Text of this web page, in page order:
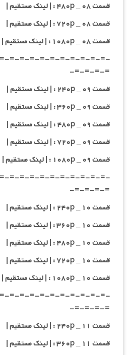
قسمت ۰۸ _ ۴۸۰p : | لینک مستقیم |
قسمت ۰۸ _ ۷۲۰p : | لینک مستقیم |
قسمت ۰۸ _ ۱۰۸۰p : | لینک مستقیم |
=-=-=-=-=-=-=-=-=-=-
=-=-=-=-
قسمت ۰۹ _ ۲۴۰p : | لینک مستقیم |
قسمت ۰۹ _ ۳۶۰p : | لینک مستقیم |
قسمت ۰۹ _ ۴۸۰p : | لینک مستقیم |
قسمت ۰۹ _ ۷۲۰p : | لینک مستقیم |
قسمت ۰۹ _ ۱۰۸۰p : | لینک مستقیم |
=-=-=-=-=-=-=-=-=-=-
=-=-=-=-
قسمت ۱۰ _ ۲۴۰p : | لینک مستقیم |
قسمت ۱۰ _ ۳۶۰p : | لینک مستقیم |
قسمت ۱۰ _ ۴۸۰p : | لینک مستقیم |
قسمت ۱۰ _ ۷۲۰p : | لینک مستقیم |
قسمت ۱۰ _ ۱۰۸۰p : | لینک مستقیم |
=-=-=-=-=-=-=-=-=-=-
=-=-=-=-
قسمت ۱۱ _ ۲۴۰p : | لینک مستقیم |
قسمت ۱۱ _ ۳۶۰p : | لینک مستقیم |